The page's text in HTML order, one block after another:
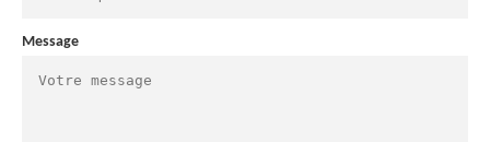
Message